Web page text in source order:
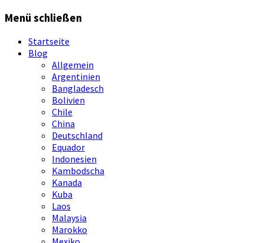
Springe
Inhalt
Menü schließen
Startseite
Blog
Allgemein
Argentinien
Bangladesch
Bolivien
Chile
China
Deutschland
Equador
Indonesien
Kambodscha
Kanada
Kuba
Laos
Malaysia
Marokko